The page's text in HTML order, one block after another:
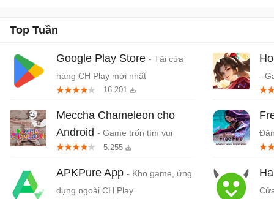
Top Tuần
Google Play Store - Tải cửa
hàng CH Play mới nhất
16.201
Meccha Chameleon cho
Android - Game trốn tìm vui
nhộn nhiều người chơi
5.255
APKPure App - Kho game, ứng
dụng ngoài CH Play
-
Da